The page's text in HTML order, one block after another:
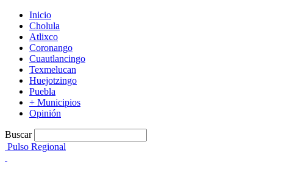
Inicio
Cholula
Atlixco
Coronango
Cuautlancingo
Texmelucan
Huejotzingo
Puebla
+ Municipios
Opinión
Buscar
Pulso Regional